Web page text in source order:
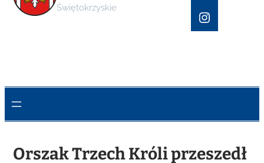
Świętokrzyskie
Instagram
Orszak Trzech Króli przeszedł